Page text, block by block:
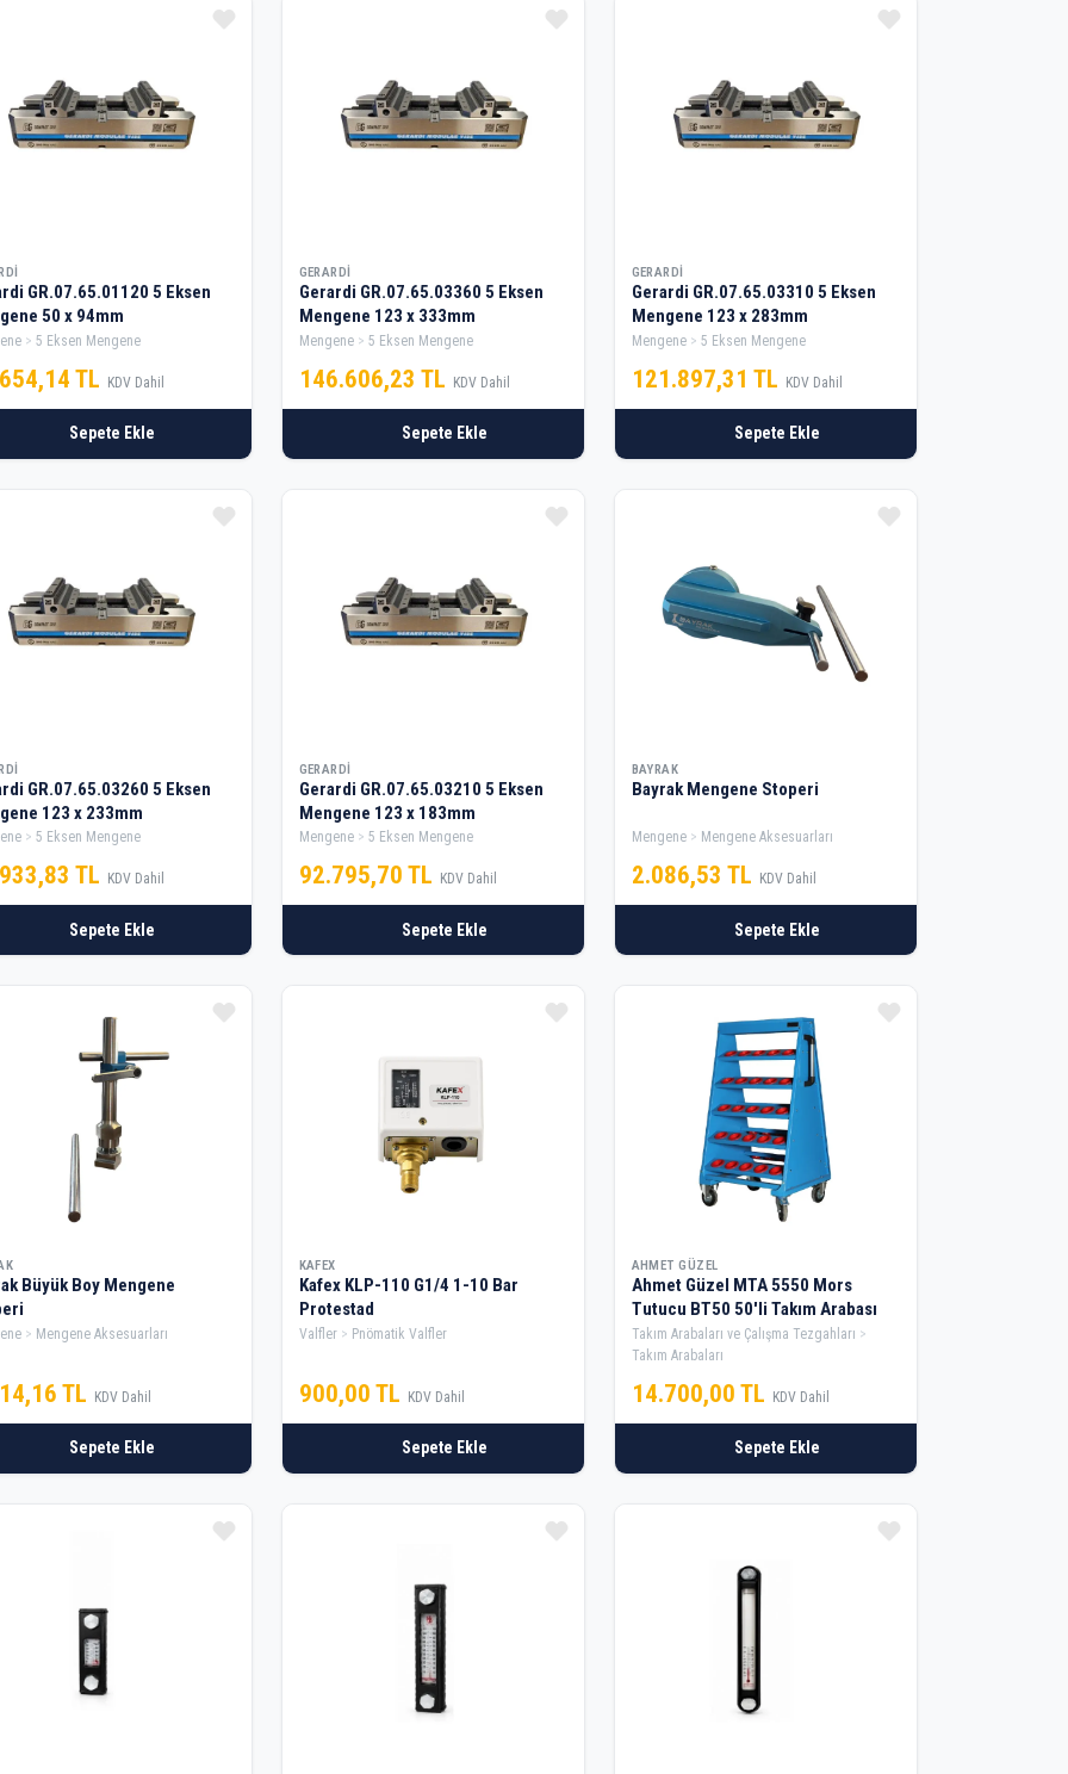
GR.07.65.01120 5 Eksen
Mengene 50 x 94mm
5 Eksen Mengene
TL KDV Dahil
Sepete Ekle
GERARDI
Gerardi GR.07.65.03360 5 Eksen
Mengene 123 x 333mm
Mengene 5 Eksen Mengene
146.606,23 TL KDV Dahil
Sepete Ekle
GERARDI
Gerardi GR.07.65.03310 5 Eksen
Mengene 123 x 283mm
Mengene 5 Eksen Mengene
121.897,31 TL KDV Dahil
Sepete Ekle
GR.07.65.03260 5 Eksen
Mengene 123 x 233mm
5 Eksen Mengene
TL KDV Dahil
Sepete Ekle
GERARDI
Gerardi GR.07.65.03210 5 Eksen
Mengene 123 x 183mm
Mengene 5 Eksen Mengene
92.795,70 TL KDV Dahil
Sepete Ekle
BAYRAK
Bayrak Mengene Stoperi
Mengene Mengene Aksesuarları
2.086,53 TL KDV Dahil
Sepete Ekle
Büyük Boy Mengene
Mengene Aksesuarları
TL KDV Dahil
Sepete Ekle
KAFEX
Kafex KLP-110 G1/4 1-10 Bar
Protestad
Valfler Pnömatik Valfler
900,00 TL KDV Dahil
Sepete Ekle
AHMET GÜZEL
Ahmet Güzel MTA 5550 Mors
Tutucu BT50 50'li Takım Arabası
Takım Arabaları ve Çalışma Tezgahları
Takım Arabaları
14.700,00 TL KDV Dahil
Sepete Ekle